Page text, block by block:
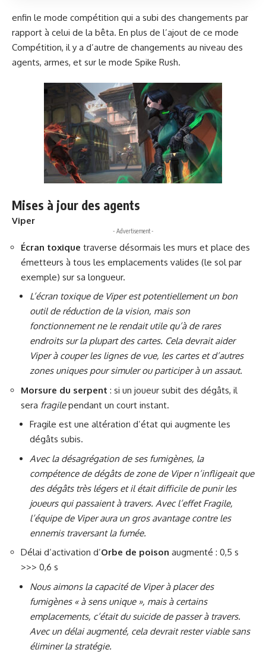
enfin le mode compétition qui a subi des changements par
rapport à celui de la bêta. En plus de l’ajout de ce mode
Compétition, il y a d’autre de changements au niveau des
agents, armes, et sur le mode Spike Rush.
Mises à jour des agents
Viper
- Advertisement -
Écran toxique traverse désormais les murs et place des
émetteurs à tous les emplacements valides (le sol par
exemple) sur sa longueur.
L’écran toxique de Viper est potentiellement un bon
outil de réduction de la vision, mais son
fonctionnement ne le rendait utile qu’à de rares
endroits sur la plupart des cartes. Cela devrait aider
Viper à couper les lignes de vue, les cartes et d’autres
zones uniques pour simuler ou participer à un assaut.
Morsure du serpent : si un joueur subit des dégâts, il
sera fragilependant un court instant.
Fragile est une altération d’état qui augmente les
dégâts subis.
Avec la désagrégation de ses fumigènes, la
compétence de dégâts de zone de Viper n’infligeait que
des dégâts très légers et il était difficile de punir les
joueurs qui passaient à travers. Avec l’effet Fragile,
l’équipe de Viper aura un gros avantage contre les
ennemis traversant la fumée.
Délai d’activation d’Orbe de poison augmenté : 0,5 s
>>> 0,6 s
Nous aimons la capacité de Viper à placer des
fumigènes « à sens unique », mais à certains
emplacements, c’était du suicide de passer à travers.
Avec un délai augmenté, cela devrait rester viable sans
éliminer la stratégie.